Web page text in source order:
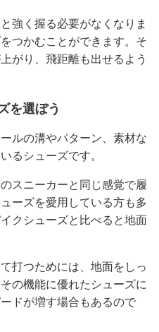
強く握る必要がなくなりま
つかむことができます。そ
がり、飛距離も出せるよう
を選ぼう
ルの溝やパターン、素材な
るシューズです。
スニーカーと同じ感覚で履
ーズを愛用している方も多
クシューズと比べると地面
打つためには、地面をしっ
の機能に優れたシューズに
ドが増す場合もあるので